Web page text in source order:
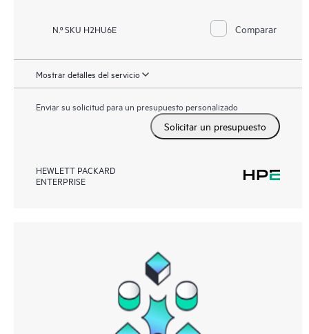
N.º SKU H2HU6E Comparar
Mostrar detalles del servicio
Enviar su solicitud para un presupuesto personalizado
Solicitar un presupuesto
HEWLETT PACKARD
ENTERPRISE